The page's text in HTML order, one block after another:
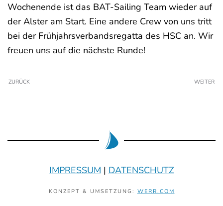
Wochenende ist das BAT-Sailing Team wieder auf
der Alster am Start. Eine andere Crew von uns tritt
bei der Frühjahrsverbandsregatta des HSC an. Wir
freuen uns auf die nächste Runde!
ZURÜCK WEITER
IMPRESSUM | DATENSCHUTZ
KONZEPT & UMSETZUNG: WERR.COM